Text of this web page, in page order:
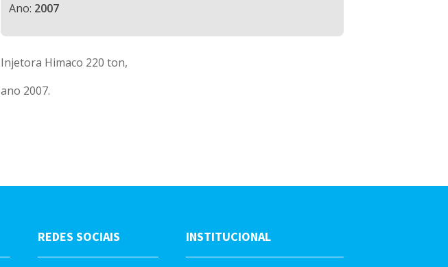
Ano: 2007
Injetora Himaco 220 ton,
ano 2007.
REDES SOCIAIS INSTITUCIONAL